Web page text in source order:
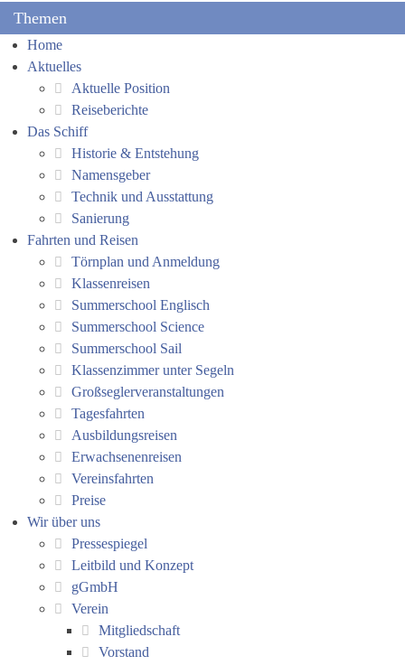
Themen
Home
Aktuelles
Aktuelle Position
Reiseberichte
Das Schiff
Historie & Entstehung
Namensgeber
Technik und Ausstattung
Sanierung
Fahrten und Reisen
Törnplan und Anmeldung
Klassenreisen
Summerschool Englisch
Summerschool Science
Summerschool Sail
Klassenzimmer unter Segeln
Großseglerveranstaltungen
Tagesfahrten
Ausbildungsreisen
Erwachsenenreisen
Vereinsfahrten
Preise
Wir über uns
Pressespiegel
Leitbild und Konzept
gGmbH
Verein
Mitgliedschaft
Vorstand